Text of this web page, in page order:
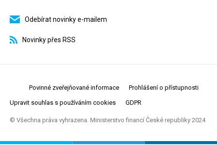
Odebírat novinky e-mailem
Novinky přes RSS
Povinné zveřejňované informace Prohlášení o přístupnosti
Upravit souhlas s používáním cookies GDPR
© Všechna práva vyhrazena. Ministerstvo financí České republiky 2024